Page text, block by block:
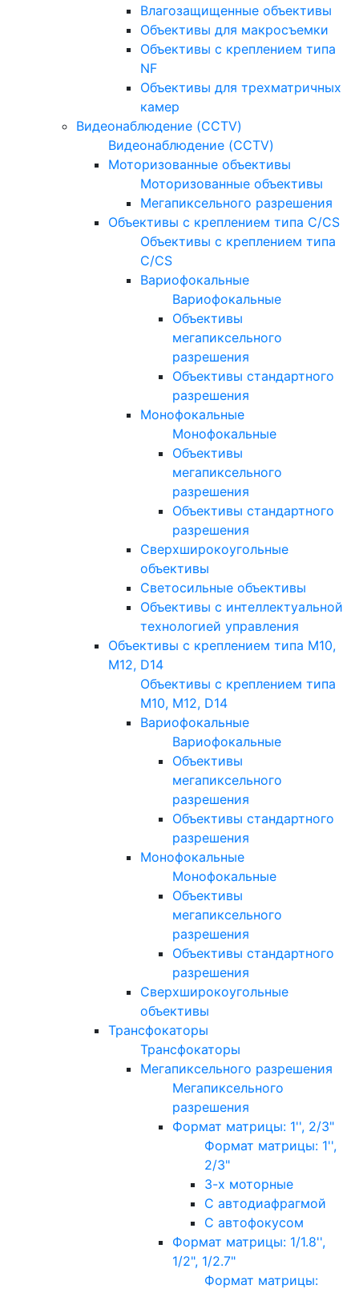
Влагозащищенные объективы
Объективы для макросъемки
Объективы с креплением типа
NF
Объективы для трехматричных
камер
Видеонаблюдение (CCTV)
Видеонаблюдение (CCTV)
Моторизованные объективы
Моторизованные объективы
Мегапиксельного разрешения
Объективы с креплением типа C/CS
Объективы с креплением типа
C/CS
Вариофокальные
Вариофокальные
Объективы
мегапиксельного
разрешения
Объективы стандартного
разрешения
Монофокальные
Монофокальные
Объективы
мегапиксельного
разрешения
Объективы стандартного
разрешения
Сверхширокоугольные
объективы
Светосильные объективы
Объективы с интеллектуальной
технологией управления
Объективы с креплением типа M10,
M12, D14
Объективы с креплением типа
M10, M12, D14
Вариофокальные
Вариофокальные
Объективы
мегапиксельного
разрешения
Объективы стандартного
разрешения
Монофокальные
Монофокальные
Объективы
мегапиксельного
разрешения
Объективы стандартного
разрешения
Сверхширокоугольные
объективы
Трансфокаторы
Трансфокаторы
Мегапиксельного разрешения
Мегапиксельного
разрешения
Формат матрицы: 1'', 2/3"
Формат матрицы: 1'',
2/3"
3-х моторные
С автодиафрагмой
С автофокусом
Формат матрицы: 1/1.8'',
1/2", 1/2.7"
Формат матрицы: